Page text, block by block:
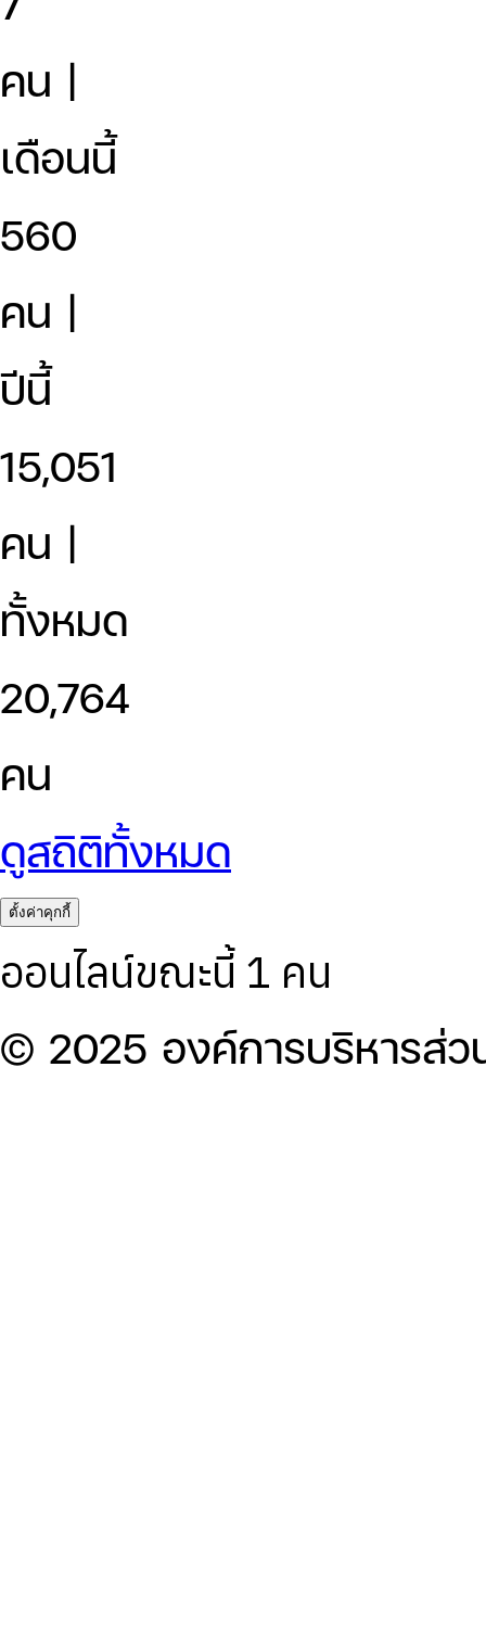
คน |
เดือนนี้
560
คน |
ปีนี้
15,051
คน |
ทั้งหมด
20,764
คน
ดูสถิติทั้งหมด
ตั้งค่าคุกกี้
ออนไลน์ขณะนี้ 1 คน
© 2025 องค์การบริหารส่ว